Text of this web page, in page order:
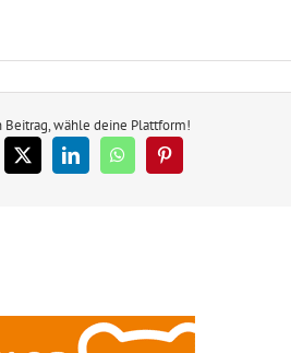
Beitrag, wähle deine Plattform!
X LinkedInWhatsAppPinterest